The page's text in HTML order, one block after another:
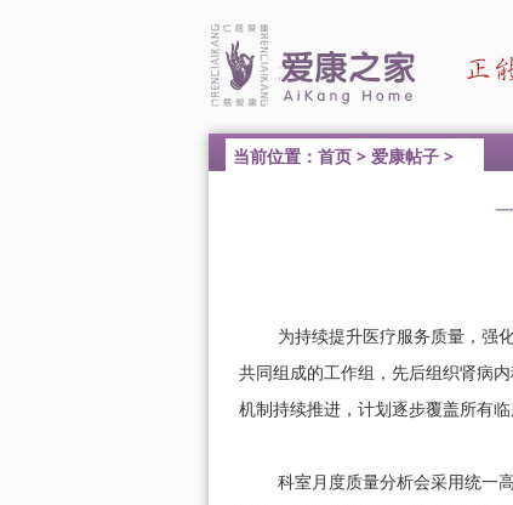
当前位置： 首页 > 爱康帖子 >
为持续提升医疗服务质量，强化
共同组成的工作组，先后组织肾病
机制持续推进，计划逐步覆盖所有临
科室月度质量分析会采用统一高